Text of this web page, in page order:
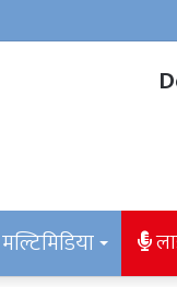
मल्टिमिडिया